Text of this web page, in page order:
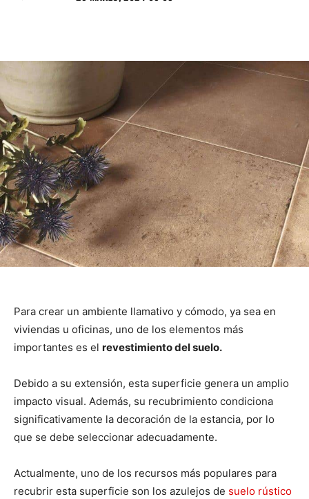
Para crear un ambiente llamativo y cómodo, ya sea en
viviendas u oficinas, uno de los elementos más
importantes es el revestimiento del suelo.
Debido a su extensión, esta superficie genera un amplio
impacto visual. Además, su recubrimiento condiciona
significativamente la decoración de la estancia, por lo
que se debe seleccionar adecuadamente.
Actualmente, uno de los recursos más populares para
recubrir esta superficie son los azulejos de suelo rústico